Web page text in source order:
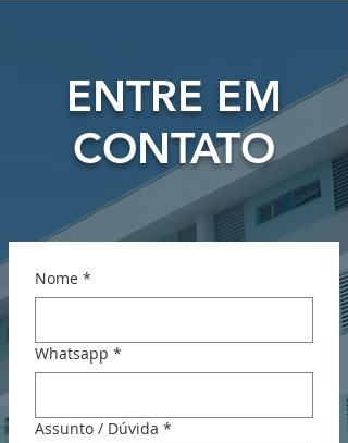
ENTRE EM
CONTATO
Nome *
Whatsapp *
Assunto / Dúvida *